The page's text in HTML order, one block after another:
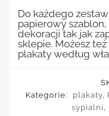
Do każdego
papierowy
dekoracji tak jak
sklepie. Możesz
plakaty według
Kategorie:
plakaty,
sypialni